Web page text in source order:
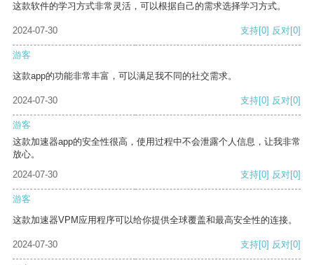
这款软件的学习方式非常灵活，可以根据自己的需求选择学习方式。
2024-07-30 支持[0] 反对[0]
游客
这款app的功能非常丰富，可以满足我不同的社交需求。
2024-07-30 支持[0] 反对[0]
游客
这款加速器app的安全性很高，使用过程中不会泄露个人信息，让我非常
放心。
2024-07-30
支持[0] 反对[0]
游客
这款加速器VPM应用程序可以给你提供全球覆盖和最高安全性的连接。
2024-07-30 支持[0] 反对[0]